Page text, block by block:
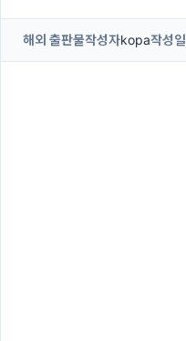
해외 출판물작성자kopa작성일